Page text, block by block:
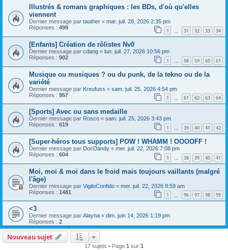
Illustrés & romans graphiques : les BDs, d'où qu'elles
viennent
Dernier message par tauther « mar. juil. 28, 2026 2:35 pm
Réponses : 499 1 31 32 33 34
[Enfants] Création de rôlistes Nv0
Dernier message par cdang « lun. juil. 27, 2026 10:56 pm
Réponses : 902 1 … 58 59 60 61
Musique ou musiques ? ou du punk, de la tekno ou de la
variété
Dernier message par Kreufuss « sam. juil. 25, 2026 4:54 pm
Réponses : 957 1 61 62 63 64
[Sports] Avec ou sans medaille
Dernier message par Rosco « sam. juil. 25, 2026 3:43 pm
Réponses : 619 1 … 39 40 41 42
[Super-héros tous supports] POW ! WHAMM ! OOOOFF !
Dernier message par DocDandy « mer. juil. 22, 2026 7:08 pm
Réponses : 604 1 … 38 39 40 41
Moi, moi & moi dans le froid mais toujours vaillants (malgré
l'âge)
Dernier message par VigiloConfido « mer. juil. 22, 2026 8:59 am
Réponses : 1481 1 96 97 98 99
<3
Dernier message par Alayna « dim. juin 14, 2026 1:19 pm
Réponses : 2
Nouveau sujet
17 sujets • Page 1 sur 1